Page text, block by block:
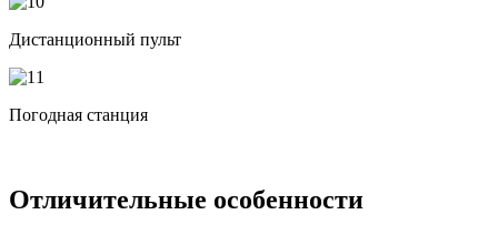
Дистанционный пульт
Погодная станция
Отличительные особенности